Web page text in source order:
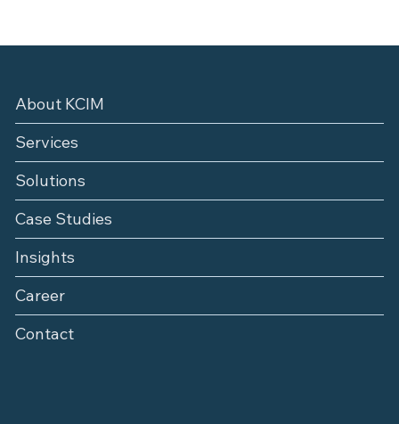
About KCIM
Services
Solutions
Case Studies
Insights
Career
Contact